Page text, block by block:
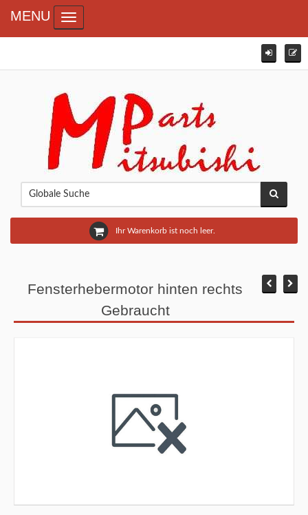
Ihr Warenkorb ist noch leer.
MENU Toggle navigation
Fensterhebermotor hinten rechts
Gebraucht